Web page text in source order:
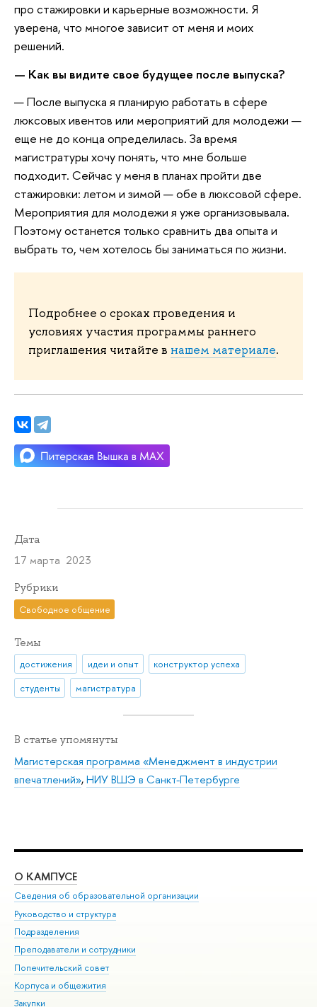
про стажировки и карьерные возможности. Я
уверена, что многое зависит от меня и моих
решений.
— Как вы видите свое будущее после выпуска?
— После выпуска я планирую работать в сфере
люксовых ивентов или мероприятий для молодежи —
еще не до конца определилась. За время
магистратуры хочу понять, что мне больше
подходит. Сейчас у меня в планах пройти две
стажировки: летом и зимой — обе в люксовой сфере.
Мероприятия для молодежи я уже организовывала.
Поэтому останется только сравнить два опыта и
выбрать то, чем хотелось бы заниматься по жизни.
Подробнее о сроках проведения и
условиях участия программы раннего
приглашения читайте в нашем материале.
Дата
17 марта 2023
Рубрики
Свободное общение
Темы
достижения идеи и опыт
конструктор успеха
студенты
магистратура
В статье упомянуты
Магистерская программа «Менеджмент в индустрии
впечатлений»,НИУ ВШЭ в Санкт-Петербурге
О КАМПУСЕ
Сведения об образовательной организации
Руководство и структура
Подразделения
Преподаватели и сотрудники
Попечительский совет
Корпуса и общежития
Закупки